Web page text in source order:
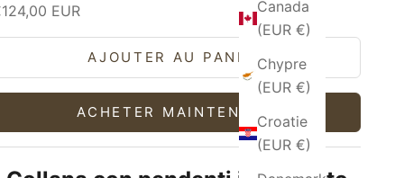
Canada
(EUR €)
Chypre
(EUR €)
Croatie
(EUR €)
de vente
EUR
AJOUTER AU PANIER
ACHETER MAINTENANT